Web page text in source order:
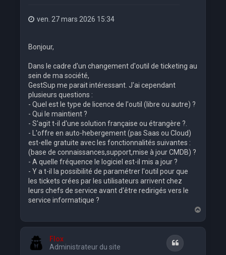
ven. 27 mars 2026 15:34
Bonjour,
Dans le cadre d'un changement d'outil de ticketing au
sein de ma société,
GestSup me parait intéressant. J'ai cependant
plusieurs questions :
- Quel est le type de licence de l'outil (libre ou autre) ?
- Qui le maintient ?
- S'agit t-il d'une solution française ou étrangère ?.
- L'offre en auto-hebergement (pas Saas ou Cloud)
est-elle gratuite avec les fonctionnalités suivantes :
(base de connaissances,support,mise à jour CMDB) ?
- A quelle fréquence le logiciel est-il mis a jour ?
- Y a t-il la possibilité de paramétrer l'outil pour que
les tickets crées par les utilisateurs arrivent chez
leurs chefs de service avant d'être redirigés vers le
service informatique ?
a
u
Flox
Administrateur du site
Citation